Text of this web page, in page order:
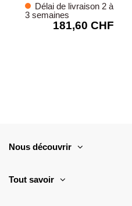
Délai de livraison 2 à
3 semaines
181,60 CHF
Nous découvrir
Tout savoir